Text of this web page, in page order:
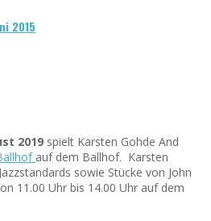
2015
2019 spielt Karsten Gohde And
auf dem Ballhof. Karsten
sowie Stücke von John
11.00 Uhr bis 14.00 Uhr auf dem